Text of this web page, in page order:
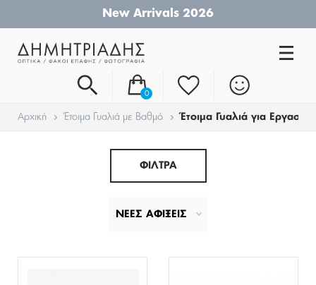
New Arrivals 2026
0
Αρχική Έτοιμα Γυαλιά με Βαθμό Έτοιμα Γυαλιά για
ΦΙΛΤΡΑ
ΝΕΕΣ ΑΦΙΞΕΙΣ